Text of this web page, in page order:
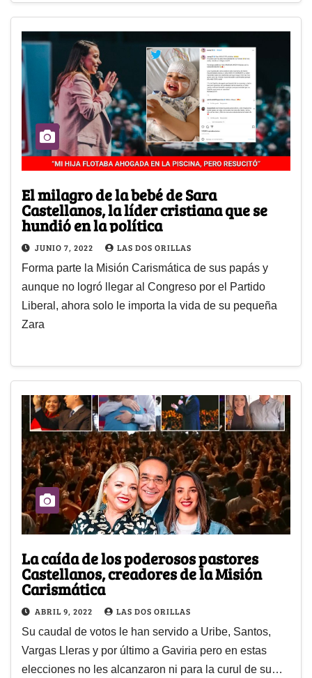
El milagro de la bebé de Sara
Castellanos, la líder cristiana que se
hundió en la política
JUNIO 7, 2022 LAS DOS ORILLAS
Forma parte la Misión Carismática de sus papás y
aunque no logró llegar al Congreso por el Partido
Liberal, ahora solo le importa la vida de su pequeña
Zara
La caída de los poderosos pastores
Castellanos, creadores de la Misión
Carismática
ABRIL 9, 2022 LAS DOS ORILLAS
Su caudal de votos le han servido a Uribe, Santos,
Vargas Lleras y por último a Gaviria pero en estas
elecciones no les alcanzaron ni para la curul de su…